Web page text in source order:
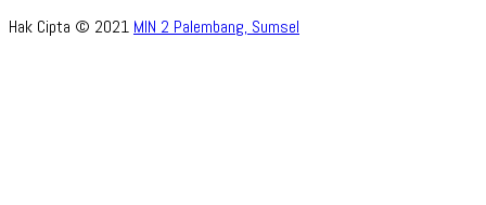
Hak Cipta © 2021 MIN 2 Palembang, Sumsel